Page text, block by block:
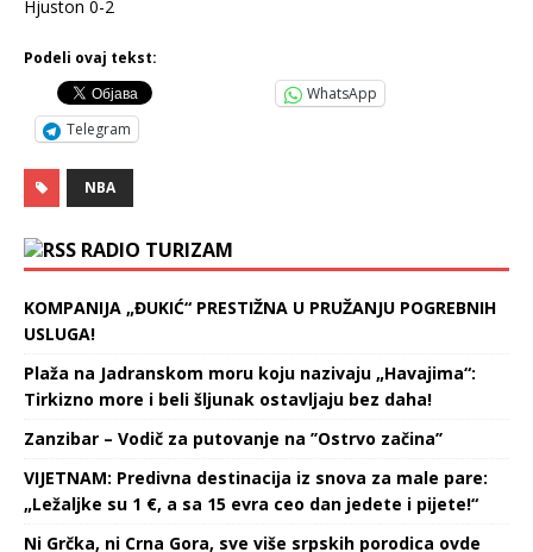
Hjuston 0-2
Podeli ovaj tekst:
WhatsApp
Telegram
NBA
RADIO TURIZAM
KOMPANIJA „ĐUKIĆ“ PRESTIŽNA U PRUŽANJU POGREBNIH
USLUGA!
Plaža na Jadranskom moru koju nazivaju „Havajima“:
Tirkizno more i beli šljunak ostavljaju bez daha!
Zanzibar – Vodič za putovanje na ’’Ostrvo začina’’
VIJETNAM: Predivna destinacija iz snova za male pare:
„Ležaljke su 1 €, a sa 15 evra ceo dan jedete i pijete!“
Ni Grčka, ni Crna Gora, sve više srpskih porodica ovde